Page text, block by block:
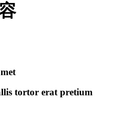
tortor erat pretium